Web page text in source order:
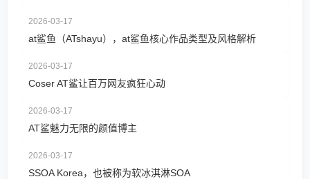
2026-03-17
at鲨鱼（ATshayu），at鲨鱼核心作品类型及风格解析
2026-03-17
Coser AT鲨让百万网友疯狂心动
2026-03-17
AT鲨魅力无限的颜值博主
2026-03-17
SSOA Korea，也被称为软冰淇淋SOA